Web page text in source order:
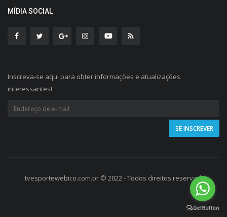
MÍDIA SOCIAL
Inscreva-se aqui para obter informações e atualizações
interessantes!
tvesportewebico.com.br © 2022 - Todos direitos reservados.